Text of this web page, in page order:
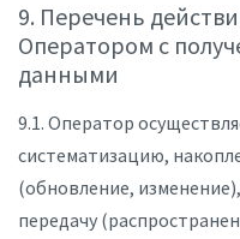
9. Перечень
Оператором с
данными
9.1. Оператор
систематизацию,
(обновление,
передачу